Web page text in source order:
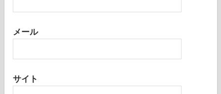
メール
サイト